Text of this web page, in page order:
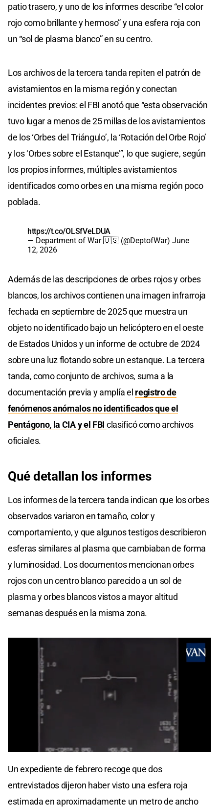
patio trasero, y uno de los informes describe “el color
rojo como brillante y hermoso” y una esfera roja con
un “sol de plasma blanco” en su centro.
Los archivos de la tercera tanda repiten el patrón de
avistamientos en la misma región y conectan
incidentes previos: el FBI anotó que “esta observación
tuvo lugar a menos de 25 millas de los avistamientos
de los ‘Orbes del Triángulo’, la ‘Rotación del Orbe Rojo’
y los ‘Orbes sobre el Estanque’”, lo que sugiere, según
los propios informes, múltiples avistamientos
identificados como orbes en una misma región poco
poblada.
https://t.co/OLSfVeLDUA
— Department of War 🇺🇸 (@DeptofWar) June
12, 2026
Además de las descripciones de orbes rojos y orbes
blancos, los archivos contienen una imagen infrarroja
fechada en septiembre de 2025 que muestra un
objeto no identificado bajo un helicóptero en el oeste
de Estados Unidos y un informe de octubre de 2024
sobre una luz flotando sobre un estanque. La tercera
tanda, como conjunto de archivos, suma a la
documentación previa y amplía el registro de
fenómenos anómalos no identificados que el
Pentágono, la CIA y el FBI clasificó como archivos
oficiales.
Qué detallan los informes
Los informes de la tercera tanda indican que los orbes
observados variaron en tamaño, color y
comportamiento, y que algunos testigos describieron
esferas similares al plasma que cambiaban de forma
y luminosidad. Los documentos mencionan orbes
rojos con un centro blanco parecido a un sol de
plasma y orbes blancos vistos a mayor altitud
semanas después en la misma zona.
of
seconds
Un expediente de febrero recoge que dos
entrevistados dijeron haber visto una esfera roja
estimada en aproximadamente un metro de ancho